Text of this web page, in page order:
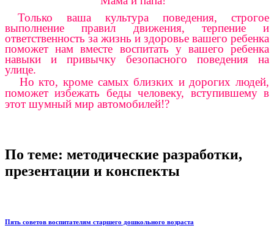
Только ваша культура поведения, строгое
выполнение правил движения, терпение и
ответственность за жизнь и здоровье вашего ребенка
поможет нам вместе воспитать у вашего ребенка
навыки и привычку безопасного поведения на
улице.
Но кто, кроме самых близких и дорогих людей,
поможет избежать беды человеку, вступившему в
этот шумный мир автомобилей!?
По теме: методические разработки,
презентации и конспекты
Пять советов воспитателям старшего дошкольного возраста